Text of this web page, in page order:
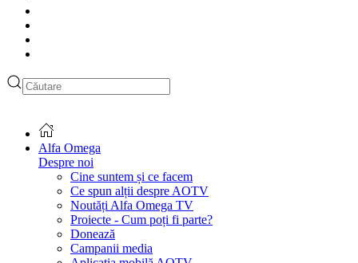
Alfa Omega
Despre noi
Cine suntem și ce facem
Ce spun alții despre AOTV
Noutăți Alfa Omega TV
Proiecte - Cum poți fi parte?
Donează
Campanii media